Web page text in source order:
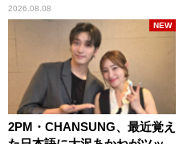
2026.08.08
2PM・CHANSUNG、最近覚え
NEW